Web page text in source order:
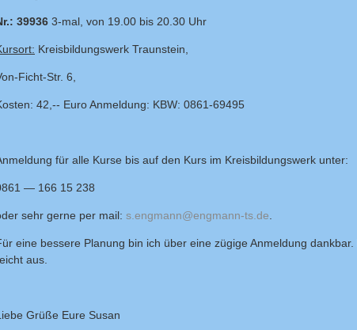
39936 3-mal, von 19.00 bis 20.30 Uhr
Kreisbildungswerk Traunstein,
Ficht-Str. 6,
42,-- Euro Anmeldung: KBW: 0861-69495
für alle Kurse bis auf den Kurs im Kreisbildungswerk unter:
— 166 15 238
sehr gerne per mail: s.engmann@engmann-ts.de.
eine bessere Planung bin ich über eine zügige Anmeldung
aus.
Grüße Eure Susan